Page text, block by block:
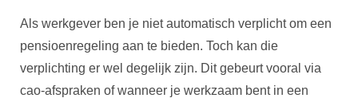
Als werkgever ben je niet automatisch verplicht om een
pensioenregeling aan te bieden. Toch kan die
verplichting er wel degelijk zijn. Dit gebeurt vooral via
cao-afspraken of wanneer je werkzaam bent in een